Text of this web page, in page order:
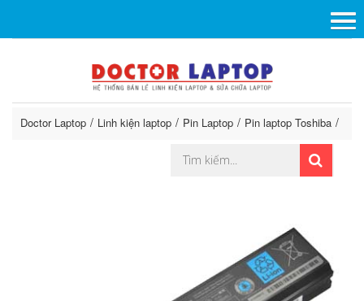
Doctor Laptop Linh kiện laptop Pin Laptop Pin laptop Toshiba